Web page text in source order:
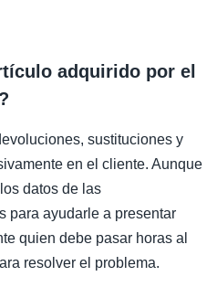
adquirido por el
sustituciones y
en el cliente. Aunque
datos de las
para ayudarle a presentar
quien debe pasar horas al
resolver el problema.